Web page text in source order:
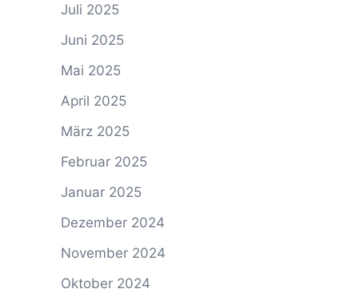
Juli 2025
Juni 2025
Mai 2025
April 2025
März 2025
Februar 2025
Januar 2025
Dezember 2024
November 2024
Oktober 2024